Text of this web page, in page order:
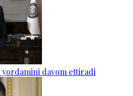
yordamini davom ettiradi